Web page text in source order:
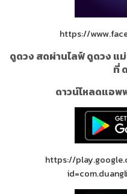
https://
ดูดวง สดผ่านไลฟ์ ดูดวง แ
ที่
ดาวน์โหลดแอพ
https://